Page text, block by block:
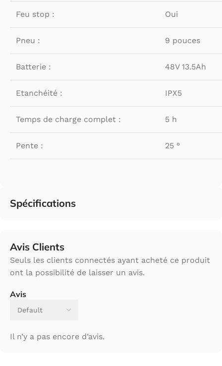
Feu stop : Oui
Pneu : 9 pouces
Batterie : 48V 13.5Ah
Etanchéité : IPX5
Temps de charge complet : 5 h
Pente : 25 °
Spécifications
Avis Clients
Avis
Il n’y a pas encore d’avis.
Seuls les clients connectés ayant acheté ce produit
ont la possibilité de laisser un avis.